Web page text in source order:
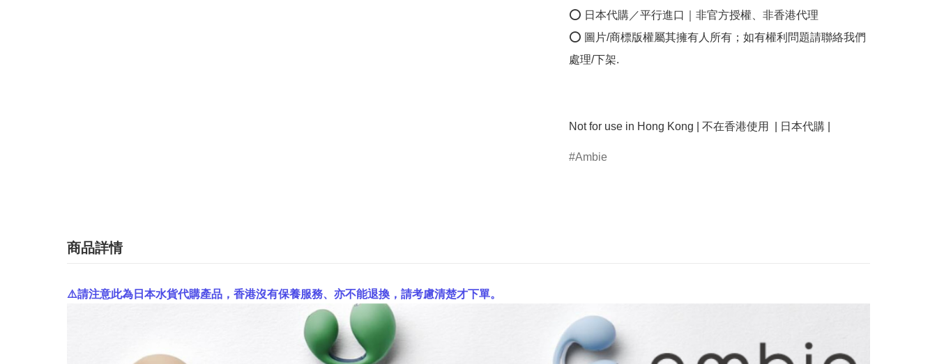
⭕ 日本代購／平行進口｜非官方授權、非香港代理
⭕ 圖片/商標版權屬其擁有人所有；如有權利問題請聯絡我們
處理/下架.
Not for use in Hong Kong | 不在香港使用  | 日本代購 |
Ambie
商品詳情
⚠️請注意此為日本水貨代購產品，香港沒有保養服務、亦不能退換，請考慮清楚才下單。